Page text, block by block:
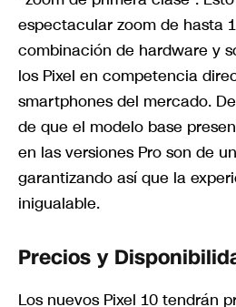
espectacular zoom de hasta
combinación de hardware y
los Pixel en competencia
smartphones del mercado.
de que el modelo base
en las versiones Pro son de
garantizando así que la
inigualable.
Precios y
Los nuevos Pixel 10 tendrán